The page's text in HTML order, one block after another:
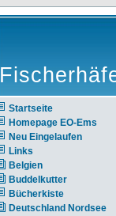
Startseite
Homepage EO-Ems
Neu Eingelaufen
Links
Belgien
Buddelkutter
Bücherkiste
Deutschland Nordsee